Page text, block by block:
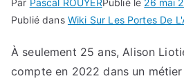
Par Pascal ROUYERPublié le 26 mai
Publié dans Wiki Sur Les Portes De
À seulement 25 ans, Alison
compte en 2022 dans un